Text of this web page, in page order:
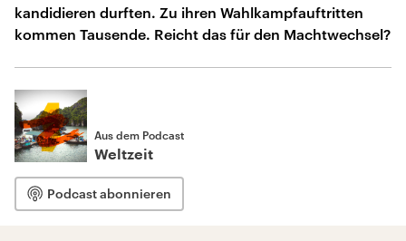
kandidieren durften. Zu ihren Wahlkampfauftritten
kommen Tausende. Reicht das für den Machtwechsel?
Aus dem Podcast
Weltzeit
Podcast abonnieren